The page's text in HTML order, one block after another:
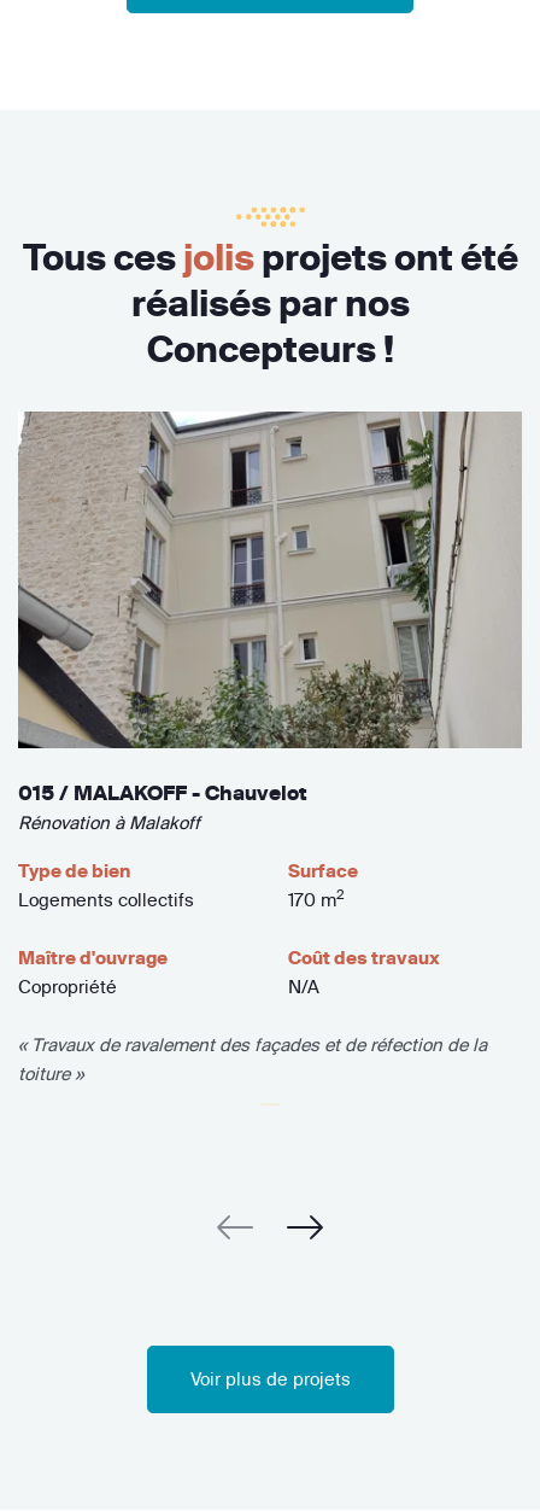
Tous cesjolisprojets ont été
réalisés par nos
Concepteurs !
015 / MALAKOFF - Chauvelot
Rénovation à Malakoff
Type de bien
Logements collectifs
Surface
170 m2
Maître d'ouvrage
Copropriété
Coût des travaux
N/A
« Travaux de ravalement des façades et de réfection de la
toiture »
Voir plus de projets